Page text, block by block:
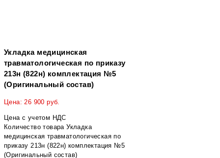
Укладка медицинская
травматологическая по приказу
213н (822н) комплектация №5
(Оригинальный состав)
Цена:26 900 руб.
Цена с учетом НДС
Количество товара Укладка
медицинская травматологическая по
приказу 213н (822н) комплектация №5
(Оригинальный состав)